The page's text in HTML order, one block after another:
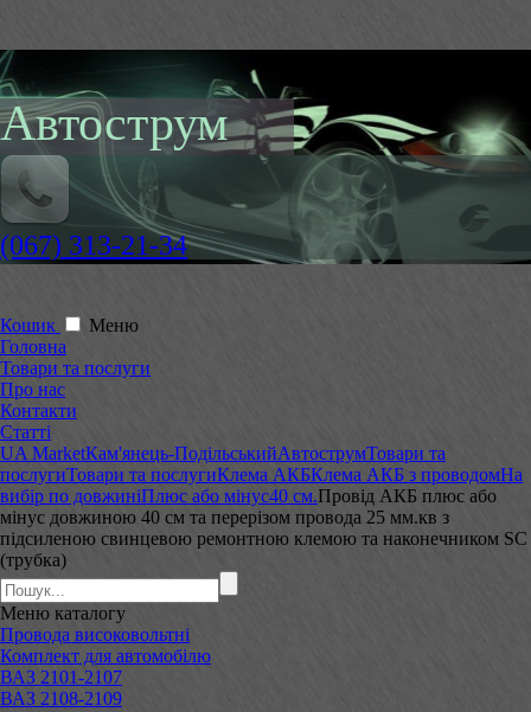
Автострум
(067) 313-21-34
Кошик
Меню
Головна
Товари та послуги
Про нас
Контакти
Статті
UA MarketКам'янець-ПодільськийАвтострумТовари та
послугиТовари та послугиКлема АКБКлема АКБ з проводомНа
вибір по довжиніПлюс або мінус40 см.Провід АКБ плюс або
мінус довжиною 40 см та перерізом провода 25 мм.кв з
підсиленою свинцевою ремонтною клемою та наконечником SC
(трубка)
Меню каталогу
Провода високовольтні
Комплект для автомобілю
ВАЗ 2101-2107
ВАЗ 2108-2109